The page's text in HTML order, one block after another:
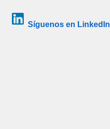
Síguenos en LinkedIn